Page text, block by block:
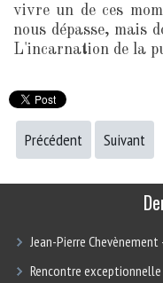
vivre un de ces
nous dépasse, mais
L'incarnation de la
Précédent Suivant
Jean-Pierre Chevènement
Rencontre